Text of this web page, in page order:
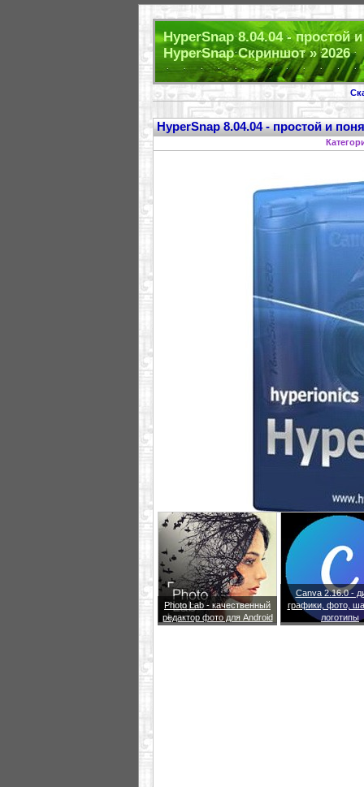
HyperSnap 8.04.04 - простой
HyperSnap Скриншот » 2026
HyperSnap 8.04.04 - простой и
Photo Lab - качественный
редактор фото для Android
Canva 2.16.0 -
графики, фото,
логотипы